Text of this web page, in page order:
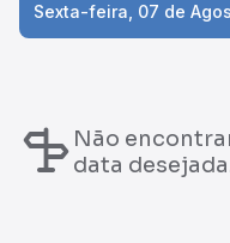
Sexta-feira, 07 de
Não
data